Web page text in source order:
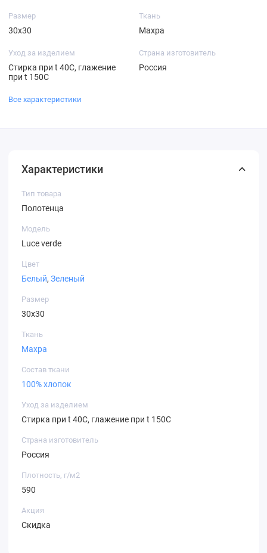
Размер
30х30
Ткань
Махра
Уход за изделием
Стирка при t 40С, глажение
при t 150С
Страна изготовитель
Россия
Все характеристики
Характеристики
Тип товара
Полотенца
Модель
Luce verde
Цвет
Белый, Зеленый
Размер
30х30
Ткань
Махра
Состав ткани
100% хлопок
Уход за изделием
Стирка при t 40С, глажение при t 150С
Страна изготовитель
Россия
Плотность, г/м2
590
Акция
Скидка